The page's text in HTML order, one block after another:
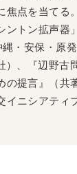
焦点を当てる
トン拡声器
・安保・原発
）、『辺野古
の提言』（共
イニシアティ